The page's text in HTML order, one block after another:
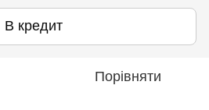
В кредит
Порівняти